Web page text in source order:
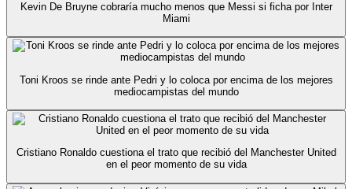
Kevin De Bruyne cobraría mucho menos que Messi si ficha por Inter
Miami
Toni Kroos se rinde ante Pedri y lo coloca por encima de los mejores
mediocampistas del mundo
Cristiano Ronaldo cuestiona el trato que recibió del Manchester United
en el peor momento de su vida